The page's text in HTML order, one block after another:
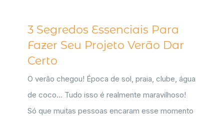
3 Segredos Essenciais Para
Fazer Seu Projeto Verão Dar
Certo
O verão chegou! Época de sol, praia, clube, água
de coco… Tudo isso é realmente maravilhoso!
Só que muitas pessoas encaram esse momento